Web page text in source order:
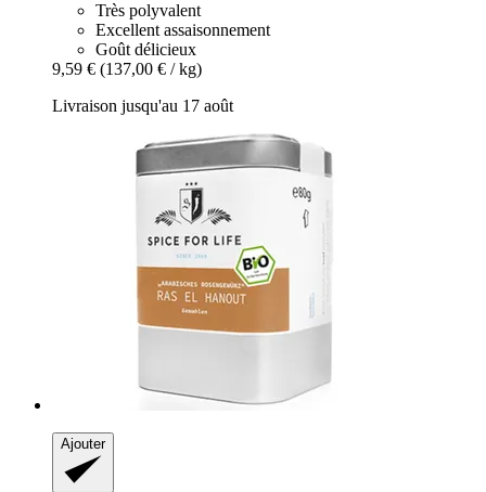
Très polyvalent
Excellent assaisonnement
Goût délicieux
9,59 € (137,00 € / kg)
Livraison jusqu'au 17 août
Ajouter